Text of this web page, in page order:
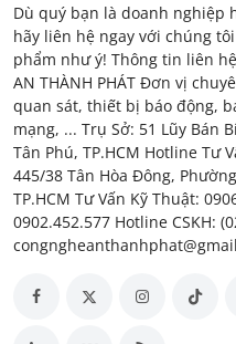
Dù quý bạn là doanh nghiệp
hãy liên hệ ngay với chúng
phẩm như ý! Thông tin liên hệ
AN THÀNH PHÁT Đơn vị
quan sát, thiết bị báo động,
mạng, ... Trụ Sở: 51 Lũy Bán
Tân Phú, TP.HCM Hotline Tư
445/38 Tân Hòa Đông,
TP.HCM Tư Vấn Kỹ Thuật:
0902.452.577 Hotline CSKH: